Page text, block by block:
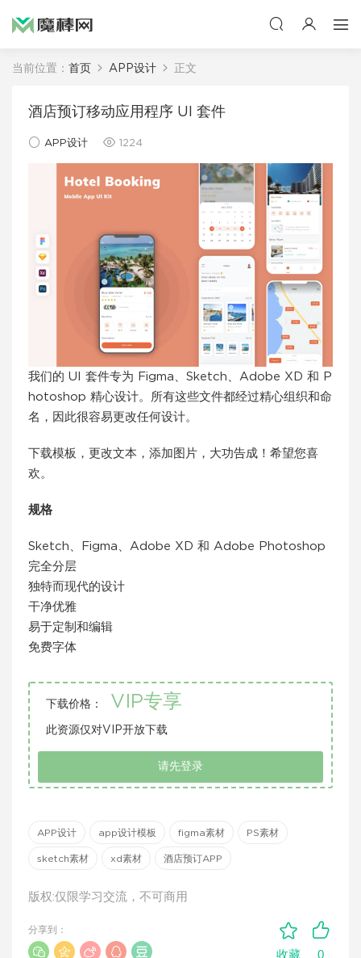
当前位置： 首页 APP设计 正文
酒店预订移动应用程序 UI 套件
APP设计 1224
我们的 UI 套件专为 Figma、Sketch、Adobe XD 和 P
hotoshop 精心设计。所有这些文件都经过精心组织和命
名，因此很容易更改任何设计。
下载模板，更改文本，添加图片，大功告成！希望您喜
欢。
规格
Sketch、Figma、Adobe XD 和 Adob​​e Photoshop
完全分层
独特而现代的设计
干净优雅
易于定制和编辑
免费字体
下载价格： VIP专享
此资源仅对VIP开放下载
请先登录
APP设计 app设计模板 figma素材 PS素材
sketch素材 xd素材 酒店预订APP
版权:仅限学习交流，不可商用
收藏 0
分享到：